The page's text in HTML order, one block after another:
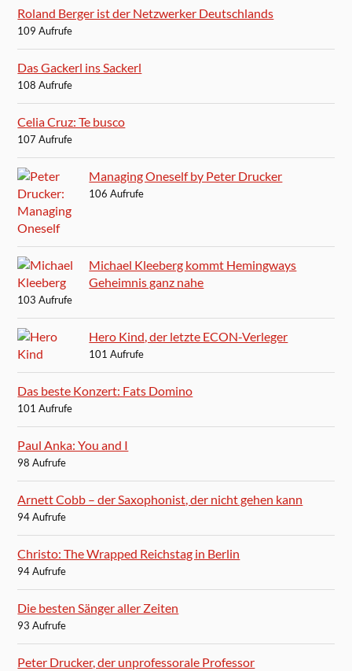
Roland Berger ist der Netzwerker Deutschlands
109 Aufrufe
Das Gackerl ins Sackerl
108 Aufrufe
Celia Cruz: Te busco
107 Aufrufe
Managing Oneself by Peter Drucker
106 Aufrufe
Michael Kleeberg kommt Hemingways
Geheimnis ganz nahe
103 Aufrufe
Hero Kind, der letzte ECON-Verleger
101 Aufrufe
Das beste Konzert: Fats Domino
101 Aufrufe
Paul Anka: You and I
98 Aufrufe
Arnett Cobb – der Saxophonist, der nicht gehen kann
94 Aufrufe
Christo: The Wrapped Reichstag in Berlin
94 Aufrufe
Die besten Sänger aller Zeiten
93 Aufrufe
Peter Drucker, der unprofessorale Professor